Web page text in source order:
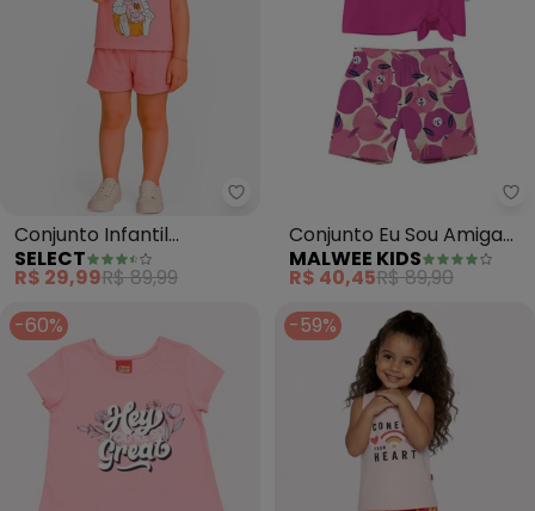
Select - Conjunto Infantil
Conjunto Infantil
Feminino (Rosa)
SELECT
R$ 29,99R$ 89,99
Conjunto Eu Sou Amiga
dos Animais (Rosa)
MALWEE KIDS
R$ 40,45R$ 89,90
-60%
-59%